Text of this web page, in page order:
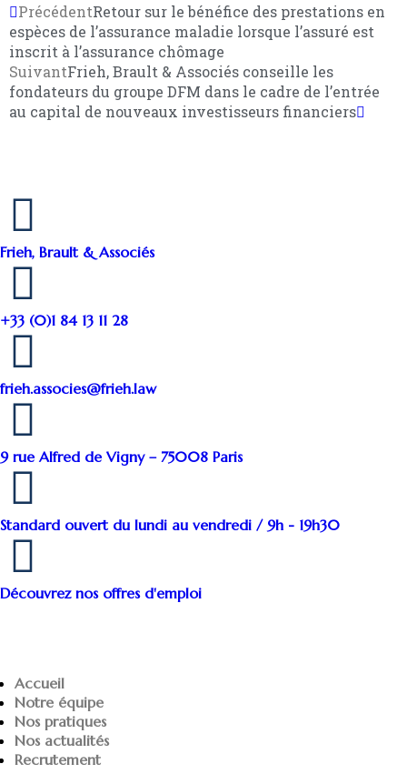
PrécédentRetour sur le bénéfice des prestations en
espèces de l’assurance maladie lorsque l’assuré est
inscrit à l’assurance chômage
SuivantFrieh, Brault & Associés conseille les
fondateurs du groupe DFM dans le cadre de l’entrée
au capital de nouveaux investisseurs financiers
Frieh, Brault & Associés
+33 (0)1 84 13 11 28
frieh.associes@frieh.law
9 rue Alfred de Vigny – 75008 Paris
Standard ouvert du lundi au vendredi / 9h - 19h30
Découvrez nos offres d'emploi
Accueil
Notre équipe
Nos pratiques
Nos actualités
Recrutement